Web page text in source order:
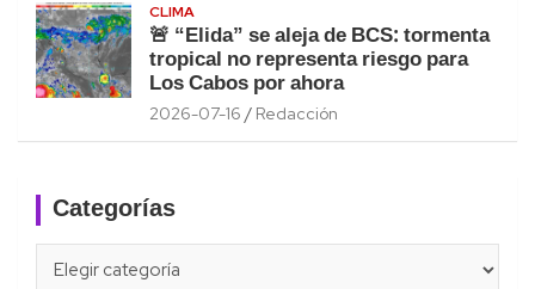
CLIMA
🚨 “Elida” se aleja de BCS: tormenta
tropical no representa riesgo para
Los Cabos por ahora
2026-07-16 Redacción
Categorías